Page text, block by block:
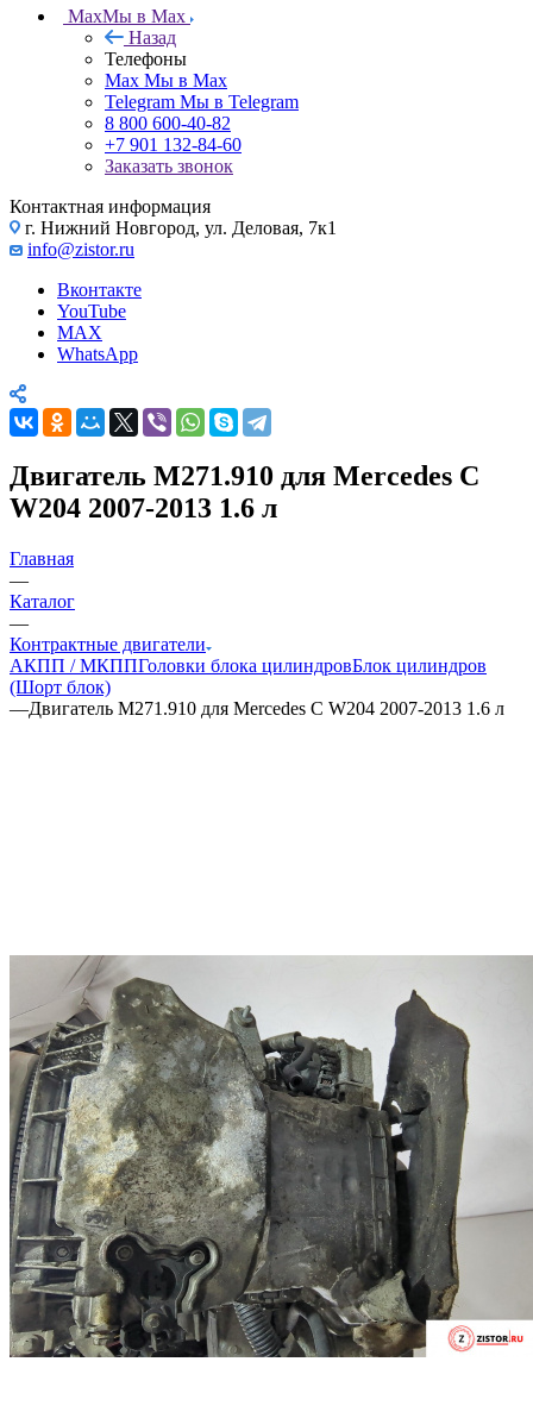
MaxМы в Max
Назад
Телефоны
Max Мы в Max
Telegram Мы в Telegram
8 800 600-40-82
+7 901 132-84-60
Заказать звонок
Контактная информация
г. Нижний Новгород, ул. Деловая, 7к1
info@zistor.ru
Вконтакте
YouTube
MAX
WhatsApp
Двигатель M271.910 для Mercedes C
W204 2007-2013 1.6 л
Главная
—
Каталог
—
Контрактные двигатели
АКПП / МКППГоловки блока цилиндровБлок цилиндров
(Шорт блок)
—Двигатель M271.910 для Mercedes C W204 2007-2013 1.6 л